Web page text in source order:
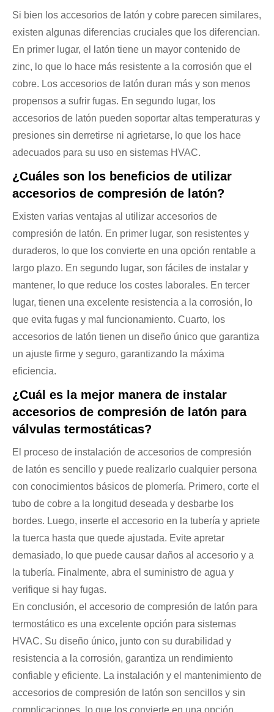
Si bien los accesorios de latón y cobre parecen similares,
existen algunas diferencias cruciales que los diferencian.
En primer lugar, el latón tiene un mayor contenido de
zinc, lo que lo hace más resistente a la corrosión que el
cobre. Los accesorios de latón duran más y son menos
propensos a sufrir fugas. En segundo lugar, los
accesorios de latón pueden soportar altas temperaturas y
presiones sin derretirse ni agrietarse, lo que los hace
adecuados para su uso en sistemas HVAC.
¿Cuáles son los beneficios de utilizar
accesorios de compresión de latón?
Existen varias ventajas al utilizar accesorios de
compresión de latón. En primer lugar, son resistentes y
duraderos, lo que los convierte en una opción rentable a
largo plazo. En segundo lugar, son fáciles de instalar y
mantener, lo que reduce los costes laborales. En tercer
lugar, tienen una excelente resistencia a la corrosión, lo
que evita fugas y mal funcionamiento. Cuarto, los
accesorios de latón tienen un diseño único que garantiza
un ajuste firme y seguro, garantizando la máxima
eficiencia.
¿Cuál es la mejor manera de instalar
accesorios de compresión de latón para
válvulas termostáticas?
El proceso de instalación de accesorios de compresión
de latón es sencillo y puede realizarlo cualquier persona
con conocimientos básicos de plomería. Primero, corte el
tubo de cobre a la longitud deseada y desbarbe los
bordes. Luego, inserte el accesorio en la tubería y apriete
la tuerca hasta que quede ajustada. Evite apretar
demasiado, lo que puede causar daños al accesorio y a
la tubería. Finalmente, abra el suministro de agua y
verifique si hay fugas.
En conclusión, el accesorio de compresión de latón para
termostático es una excelente opción para sistemas
HVAC. Su diseño único, junto con su durabilidad y
resistencia a la corrosión, garantiza un rendimiento
confiable y eficiente. La instalación y el mantenimiento de
accesorios de compresión de latón son sencillos y sin
complicaciones, lo que los convierte en una opción